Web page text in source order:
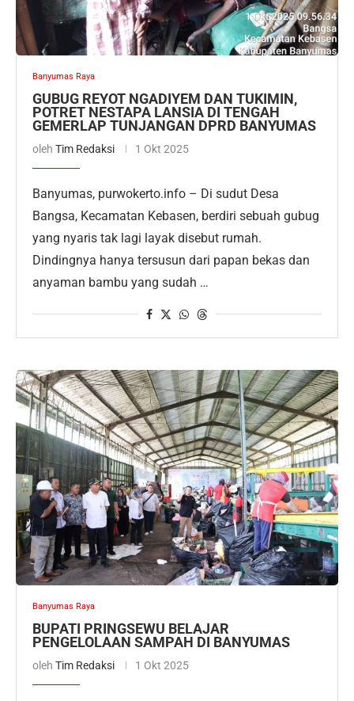
Banyumas Raya
GUBUG REYOT NGADIYEM DAN TUKIMIN,
POTRET NESTAPA LANSIA DI TENGAH
GEMERLAP TUNJANGAN DPRD BANYUMAS
oleh Tim Redaksi 1 Okt 2025
Banyumas, purwokerto.info – Di sudut Desa
Bangsa, Kecamatan Kebasen, berdiri sebuah gubug
yang nyaris tak lagi layak disebut rumah.
Dindingnya hanya tersusun dari papan bekas dan
anyaman bambu yang sudah …
Banyumas Raya
BUPATI PRINGSEWU BELAJAR
PENGELOLAAN SAMPAH DI BANYUMAS
oleh Tim Redaksi 1 Okt 2025